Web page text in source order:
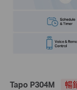
Tapo P304M
暢